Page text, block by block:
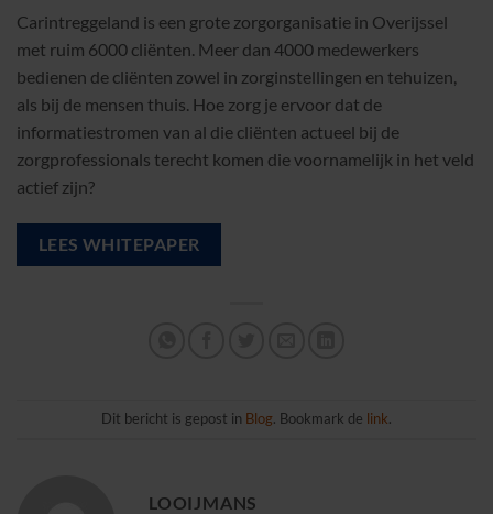
Carintreggeland is een grote zorgorganisatie in Overijssel
met ruim 6000 cliënten. Meer dan 4000 medewerkers
bedienen de cliënten zowel in zorginstellingen en tehuizen,
als bij de mensen thuis. Hoe zorg je ervoor dat de
informatiestromen van al die cliënten actueel bij de
zorgprofessionals terecht komen die voornamelijk in het veld
actief zijn?
LEES WHITEPAPER
Dit bericht is gepost in Blog. Bookmark de link.
LOOIJMANS